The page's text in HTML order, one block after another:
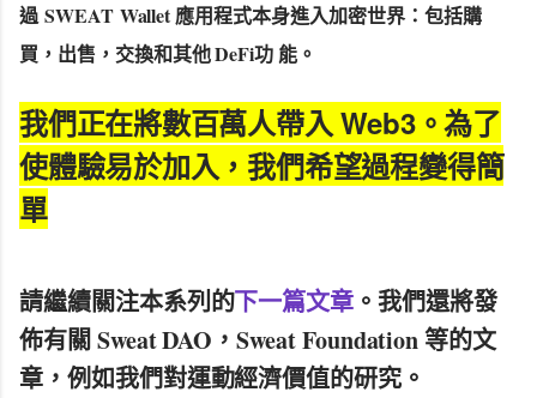
過SWEATWallet 應用程式本身進入加密世界：包括購
買，出售，交換和其他 DeFi功 能。
我們正在將數百萬人帶入 Web3。為了
使體驗易於加入，我們希望過程變得簡
單
請繼續關注本系列的下一篇文章 。我們還將發
佈有關Sweat DAO，Sweat Foundation等的文
章，例如我們對運動經濟價值的研究。